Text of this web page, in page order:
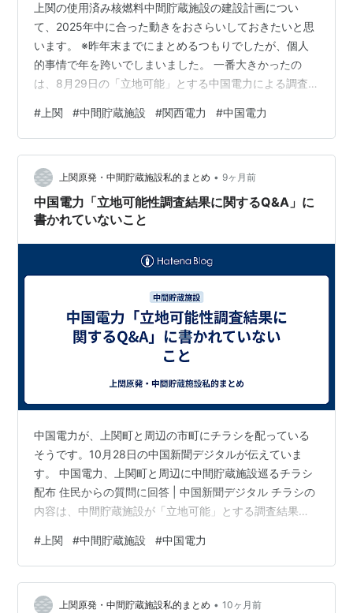
上関の使用済み核燃料中間貯蔵施設の建設計画につい
て、2025年中に合った動きをおさらいしておきたいと思
います。 ※昨年末までにまとめるつもりでしたが、個人
的事情で年を跨いでしまいました。 一番大きかったの
は、8月29日の「立地可能」とする中国電力による調査
単に時系列で流れをまとめておきます。
# 上関 #中間貯蔵施設 #関西電力 #中国電力
上関原発・中間貯蔵施設私的まとめ • 9ヶ月前
中国電力「立地可能性調査結果に関するQ&A」に
書かれていないこと
中国電力が、上関町と周辺の市町にチラシを配っている
そうです。10月28日の中国新聞デジタルが伝えていま
す。 中国電力、上関町と周辺に中間貯蔵施設巡るチラシ
配布 住民からの質問に回答 | 中国新聞デジタル チラシの
内容は、中間貯蔵施設が「立地可能」とする調査結果に
ていないので確たることは言えませんが、ベースになっ
ているのは、中国電力がＨＰ上で公開している以下の資
料ではないかと推察されます。 上関地点における使用済
燃料中間貯蔵施設の設置に係る立地可能性調査結果に関
# 上関 #中間貯蔵施設 #中国電力
上関原発・中間貯蔵施設私的まとめ • 10ヶ月前